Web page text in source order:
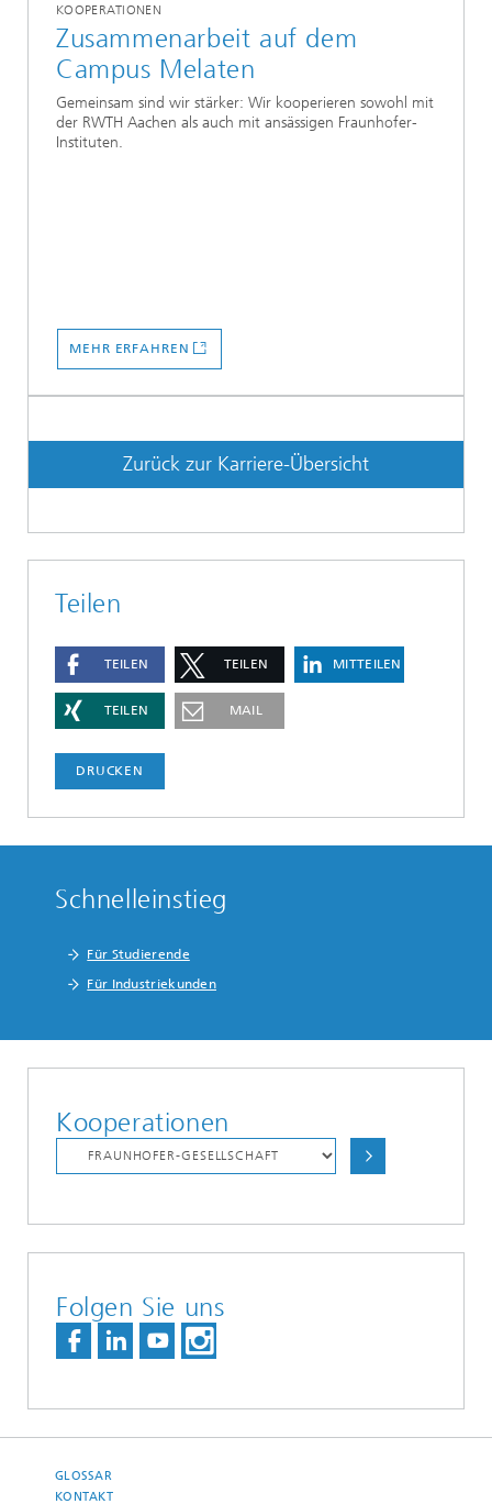
KOOPERATIONEN
Zusammenarbeit auf dem
Campus Melaten
Gemeinsam sind wir stärker: Wir kooperieren sowohl mit
der RWTH Aachen als auch mit ansässigen Fraunhofer-
Instituten.
MEHR ERFAHREN
Zurück zur Karriere-Übersicht
Teilen
TEILEN TEILEN MITTEILEN
TEILEN MAIL
DRUCKEN
Schnelleinstieg
Für Studierende
Für Industriekunden
Kooperationen
Folgen Sie uns
GLOSSAR
KONTAKT